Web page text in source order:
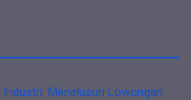
Menelusuri Lowongan